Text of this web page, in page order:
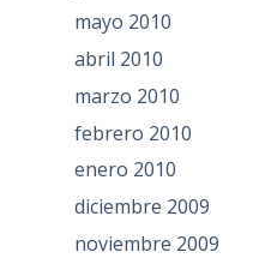
mayo 2010
abril 2010
marzo 2010
febrero 2010
enero 2010
diciembre 2009
noviembre 2009